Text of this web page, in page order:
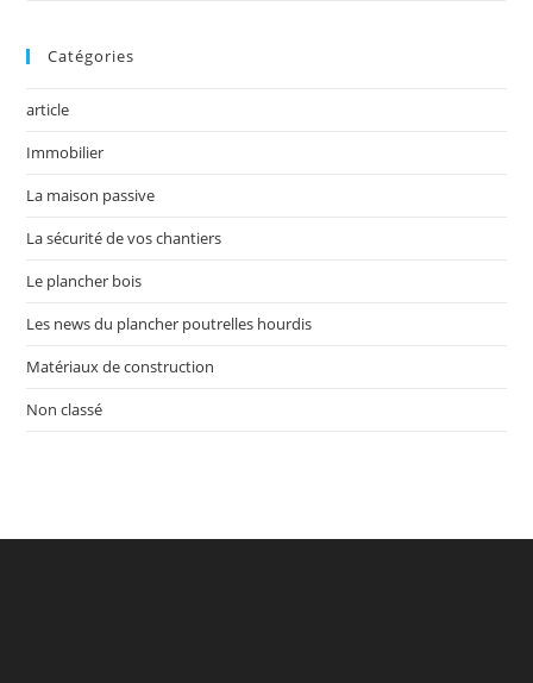
Catégories
article
Immobilier
La maison passive
La sécurité de vos chantiers
Le plancher bois
Les news du plancher poutrelles hourdis
Matériaux de construction
Non classé